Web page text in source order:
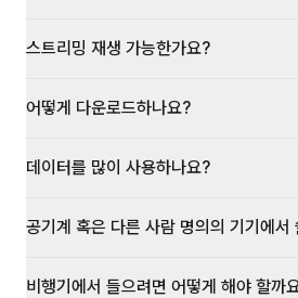
스트리밍 재생 가능한가요?
어떻게 다운로드하나요?
데이터를 많이 사용하나요?
공기계 혹은 다른 사람 명의의 기기에서
비행기에서 들으려면 어떻게 해야 할까